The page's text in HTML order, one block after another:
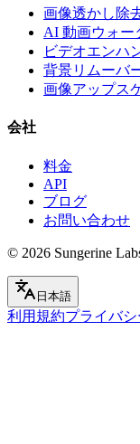
画像透かし除
AI 動画ウォー
ビデオエンハ
背景リムーバ
画像アップス
会社
料金
API
ブログ
お問い合わせ
© 2026 Sungerine
日本語
利用規約プライバ